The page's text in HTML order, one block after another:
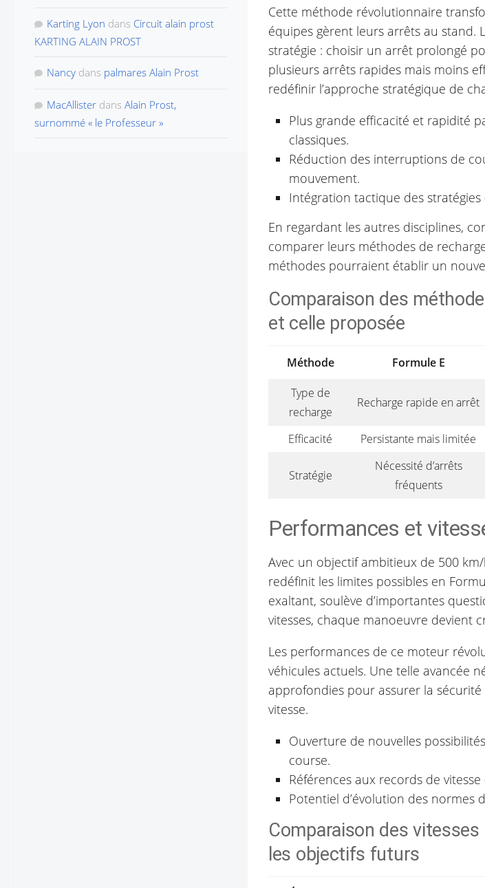
Cette méthode révolutionnaire
équipes gèrent leurs arrêts au stand.
stratégie : choisir un arrêt prolongé
plusieurs arrêts rapides mais moins
redéfinir l’approche stratégique de
Plus grande efficacité et rapidité
classiques.
Réduction des interruptions de
mouvement.
Intégration tactique des
En regardant les autres disciplines,
comparer leurs méthodes de
méthodes pourraient établir un
Comparaison des
et celle proposée
Méthode Formule E
Type de
recharge
Recharge rapide en arrêt
Efficacité Persistante mais limitée
Stratégie
Nécessité d’arrêts
fréquents
Performances et
Avec un objectif ambitieux de 500
redéfinit les limites possibles en
exaltant, soulève d’importantes
vitesses, chaque manoeuvre devient
Les performances de ce moteur
véhicules actuels. Une telle avancée
approfondies pour assurer la
vitesse.
Ouverture de nouvelles
course.
Références aux records de
Potentiel d’évolution des normes
Comparaison des
les objectifs futurs
Karting Lyon dans Circuit alain prost
KARTING ALAIN PROST
Nancy dans palmares Alain Prost
MacAllister dans Alain Prost,
surnommé « le Professeur »